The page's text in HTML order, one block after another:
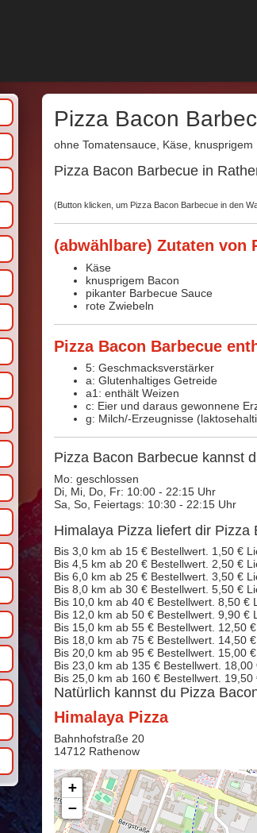
Pizza Bacon
ohne Tomatensauce, Käse,
Pizza Bacon Barbecue in
(Button klicken, um Pizza Bacon Barbecue in den
(abwählbare) Zutaten von
Käse
knusprigem Bacon
pikanter Barbecue Sauce
rote Zwiebeln
Pizza Bacon Barbecue
5: Geschmacksverstärker
a: Glutenhaltiges Getreide
a1: enthält Weizen
c: Eier und daraus gewonnene
g: Milch/-Erzeugnisse
Pizza Bacon Barbecue kannst
Mo: geschlossen
Di, Mi, Do, Fr: 10:00 - 22:15 Uhr
Sa, So, Feiertags: 10:30 - 22:15 Uhr
Himalaya Pizza liefert dir Pizza
Bis 3,0 km ab 15 € Bestellwert. 1,50 €
Bis 4,5 km ab 20 € Bestellwert. 2,50 €
Bis 6,0 km ab 25 € Bestellwert. 3,50 €
Bis 8,0 km ab 30 € Bestellwert. 5,50 €
Bis 10,0 km ab 40 € Bestellwert. 8,50 €
Bis 12,0 km ab 50 € Bestellwert. 9,90 €
Bis 15,0 km ab 55 € Bestellwert. 12,50
Bis 18,0 km ab 75 € Bestellwert. 14,50
Bis 20,0 km ab 95 € Bestellwert. 15,00
Bis 23,0 km ab 135 € Bestellwert.
Bis 25,0 km ab 160 € Bestellwert.
Natürlich kannst du Pizza
Himalaya Pizza
Bahnhofstraße 20
14712 Rathenow
+
−